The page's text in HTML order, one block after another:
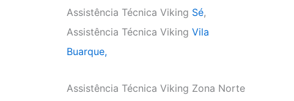
Assistência Técnica Viking Sé,
Assistência Técnica Viking Vila
Buarque,
Assistência Técnica Viking Zona Norte